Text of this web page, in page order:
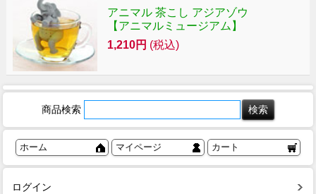
アニマル 茶こし アジアゾウ
【アニマルミュージアム】
1,210円 (税込)
商品検索
ホーム マイページ カート
ログイン